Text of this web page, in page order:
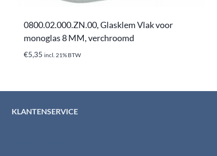
0800.02.000.ZN.00, Glasklem Vlak voor
monoglas 8 MM, verchroomd
€5,35 incl. 21% BTW
KLANTENSERVICE